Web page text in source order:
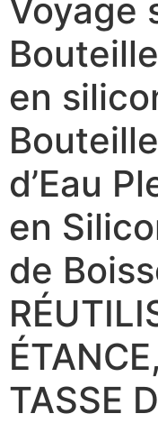
Voyage
en
d’Eau
en
de
TASSE